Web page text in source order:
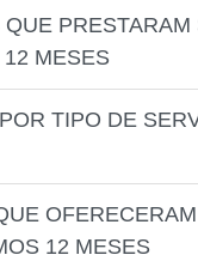
MESES
TIPO DE
12 MESES